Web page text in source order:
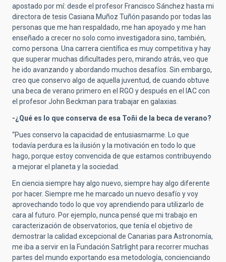
apostado por mí: desde el profesor Francisco Sánchez hasta mi
directora de tesis Casiana Muñoz Tuñón pasando por todas las
personas que me han respaldado, me han apoyado y me han
enseñado a crecer no solo como investigadora sino, también,
como persona. Una carrera científica es muy competitiva y hay
que superar muchas dificultades pero, mirando atrás, veo que
he ido avanzando y abordando muchos desafíos. Sin embargo,
creo que conservo algo de aquella juventud, de cuando obtuve
una beca de verano primero en el RGO y después en el IAC con
el profesor John Beckman para trabajar en galaxias.
-¿Qué es lo que conserva de esa Toñi de la beca de verano?
“Pues conservo la capacidad de entusiasmarme. Lo que
todavía perdura es la ilusión y la motivación en todo lo que
hago, porque estoy convencida de que estamos contribuyendo
a mejorar el planeta y la sociedad.
En ciencia siempre hay algo nuevo, siempre hay algo diferente
por hacer. Siempre me he marcado un nuevo desafío y voy
aprovechando todo lo que voy aprendiendo para utilizarlo de
cara al futuro. Por ejemplo, nunca pensé que mi trabajo en
caracterización de observatorios, que tenía el objetivo de
demostrar la calidad excepcional de Canarias para Astronomía,
me iba a servir en la Fundación Satrlight para recorrer muchas
partes del mundo exportando esa metodología, concienciando